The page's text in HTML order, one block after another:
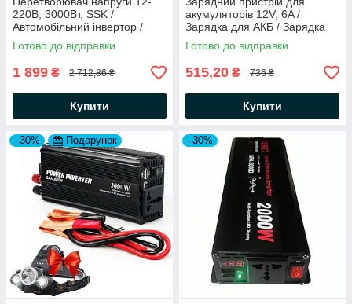
220В, 3000Вт, SSK /
Автомобільний інвертор /
Автоінвертор
Готово до відправки
1 899 ₴ 2 712,86 ₴
Купити
акумуляторів 12V, 6A /
Зарядка для АКБ / Зарядка
автомобільного акумулятора
Готово до відправки
515,20 ₴ 736 ₴
Купити
–30% Подарунок –30%